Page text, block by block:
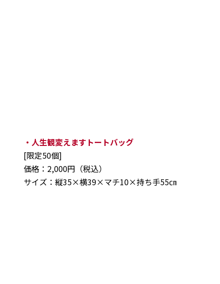
・人生観変えますトートバッグ
[限定50個]
価格：2,000円（税込）
サイズ：縦35×横39×マチ10×持ち手55㎝